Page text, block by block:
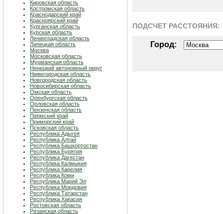
Кировская область
Костромская область
Краснодарский край
Красноярский край
Курганская область
Курская область
Ленинградская область
Липецкая область
Москва
Московская область
Мурманская область
Ненецкий автономный округ
Нижегородская область
Новгородская область
Новосибирская область
Омская область
Оренбургская область
Орловская область
Пензенская область
Пермский край
Приморский край
Псковская область
Республика Адыгея
Республика Алтай
Республика Башкортостан
Республика Бурятия
Республика Дагестан
Республика Калмыкия
Республика Карелия
Республика Коми
Республика Марий Эл
Республика Мордовия
Республика Татарстан
Республика Хакасия
Ростовская область
Рязанская область
ПОДСЧЕТ РАСCТОЯНИЯ:
Город: